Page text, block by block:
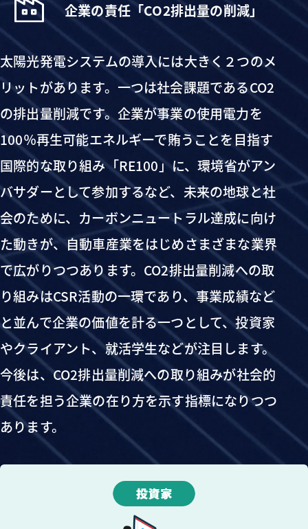
企業の責任「CO2排出量の削減」
太陽光発電システムの導入には大きく２つのメ
リットがあります。一つは社会課題であるCO2
の排出量削減です。企業が事業の使用電力を
100％再生可能エネルギーで賄うことを目指す
国際的な取り組み「RE100」に、環境省がアン
バサダーとして参加するなど、未来の地球と社
会のために、カーボンニュートラル達成に向け
た動きが、自動車産業をはじめさまざまな業界
で広がりつつあります。CO2排出量削減への取
り組みはCSR活動の一環であり、事業成績など
と並んで企業の価値を計る一つとして、投資家
やクライアント、就活学生などが注目します。
今後は、CO2排出量削減への取り組みが社会的
責任を担う企業の在り方を示す指標になりつつ
あります。